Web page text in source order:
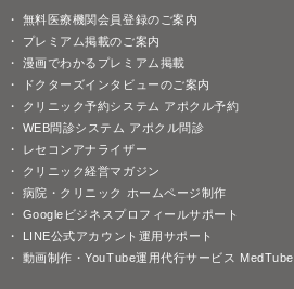
無料医療機関会員登録のご案内
プレミアム掲載のご案内
漫画でわかるプレミアム掲載
ドクターズインタビューのご案内
クリニック予約システム アポクル予約
WEB問診システム アポクル問診
レセコンアナライザー
クリニック経営マガジン
病院・クリニック ホームページ制作
Googleビジネスプロフィールサポート
LINE公式アカウント運用サポート
動画制作・YouTube運用代行サービス MedTube